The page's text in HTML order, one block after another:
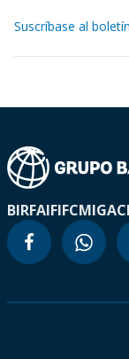
Suscríbase al
BIRFAIFIFCMIGA